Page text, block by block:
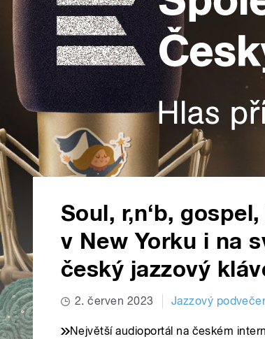
Soul, r‚n‘b,
v New Yorku i na
český jazzový
2. červen 2023 Jazzový
Největší audioportál na českém